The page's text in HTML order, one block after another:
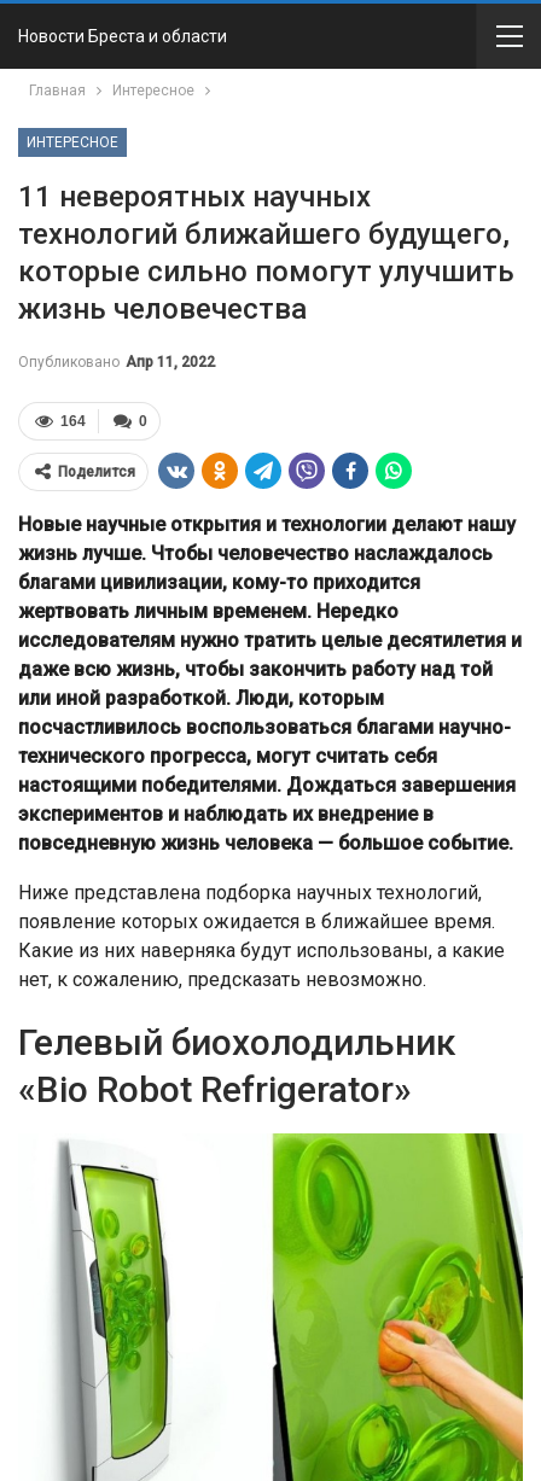
Новости Бреста и области
Главная Интересное
ИНТЕРЕСНОЕ
11 невероятных научных
технологий ближайшего будущего,
которые сильно помогут улучшить
жизнь человечества
Опубликовано Апр 11, 2022
0
164
Поделится
Новые научные открытия и технологии делают нашу
жизнь лучше. Чтобы человечество наслаждалось
благами цивилизации, кому-то приходится
жертвовать личным временем. Нередко
исследователям нужно тратить целые десятилетия и
даже всю жизнь, чтобы закончить работу над той
или иной разработкой. Люди, которым
посчастливилось воспользоваться благами научно-
технического прогресса, могут считать себя
настоящими победителями. Дождаться завершения
экспериментов и наблюдать их внедрение в
повседневную жизнь человека — большое событие.
Ниже представлена подборка научных технологий,
появление которых ожидается в ближайшее время.
Какие из них наверняка будут использованы, а какие
нет, к сожалению, предсказать невозможно.
Гелевый биохолодильник
«Bio Robot Refrigerator»